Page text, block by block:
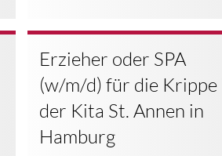
Erzieher oder SPA
(w/m/d) für die Krippe
der Kita St. Annen in
Hamburg